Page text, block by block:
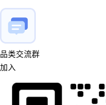
品类交流群
加入